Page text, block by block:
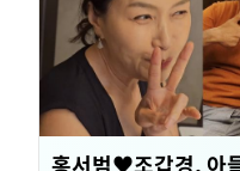
홍서범♥조갑경, 아